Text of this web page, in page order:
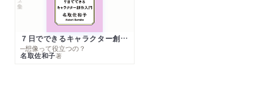
７日でできるキャラクター創作入門
─想像って役立つの？
名取佐和子著